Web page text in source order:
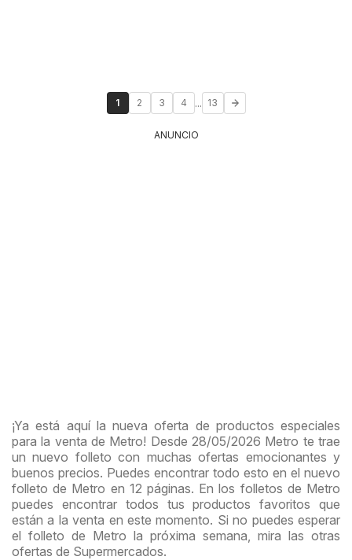
1 2 3 4 ... 13
ANUNCIO
¡Ya está aquí la nueva oferta de productos especiales
para la venta de Metro! Desde 28/05/2026 Metro te trae
un nuevo folleto con muchas ofertas emocionantes y
buenos precios. Puedes encontrar todo esto en el nuevo
folleto de Metro en 12 páginas. En los folletos de Metro
puedes encontrar todos tus productos favoritos que
están a la venta en este momento. Si no puedes esperar
el folleto de Metro la próxima semana, mira las otras
ofertas de Supermercados.